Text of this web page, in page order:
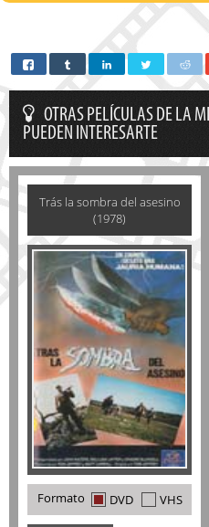
OTRAS PELÍCULAS DE LA
PUEDEN INTERESARTE
Trás la sombra del asesino
(1978)
Formato DVD VHS